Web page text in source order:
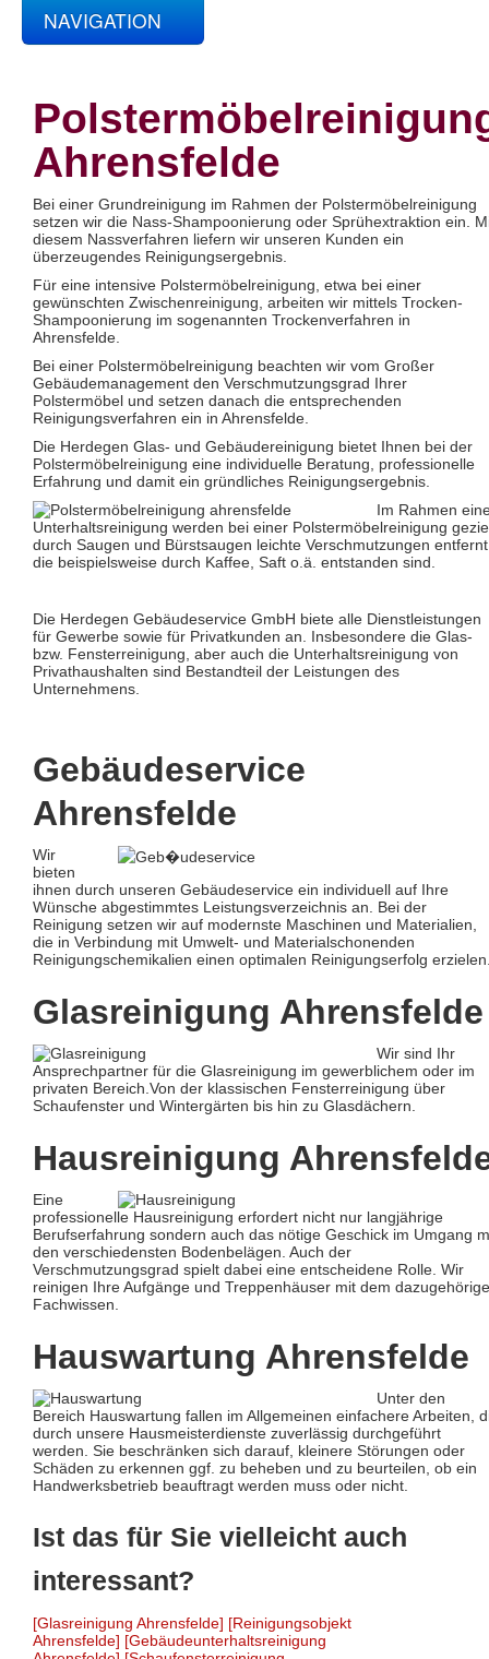
NAVIGATION
Baureinigung
Büroreinigung
Centerreinigung
Fassadenreinigung und Denkmalpflege
Fensterreinigung
Glas- und Glasfassadenreinigung
Großküchenreinigung
Grundreinigung
Industriereinigung
Kitareinigung
Praxisreinigung
Privathaushaltsreinigung
Restaurantreinigung
Schulreinigung
Solaranlagenreinigung mit Osmosetechnik
Teppichbodenreinigung
Unterhaltsreinigung
Veranstaltungsreinigung
Verkehrs- und Grauflächenreinigung
Verkehrsmittelreinigung
Hausmeisterservice
Grünflächenpflege
Winterdienst
Ahrensfelde
Bei einer Grundreinigung im Rahmen der Polstermöbelreinigung
setzen wir die Nass-Shampoonierung oder Sprühextraktion ein.
diesem Nassverfahren liefern wir unseren Kunden ein
überzeugendes Reinigungsergebnis.
Für eine intensive Polstermöbelreinigung, etwa bei einer
gewünschten Zwischenreinigung, arbeiten wir mittels Trocken-
Shampoonierung im sogenannten Trockenverfahren in
Ahrensfelde.
Bei einer Polstermöbelreinigung beachten wir vom Großer
Gebäudemanagement den Verschmutzungsgrad Ihrer
Polstermöbel und setzen danach die entsprechenden
Reinigungsverfahren ein in Ahrensfelde.
Die Herdegen Glas- und Gebäudereinigung bietet Ihnen bei der
Polstermöbelreinigung eine individuelle Beratung, professionelle
Erfahrung und damit ein gründliches Reinigungsergebnis.
Im Rahmen
Unterhaltsreinigung werden bei einer Polstermöbelreinigung
durch Saugen und Bürstsaugen leichte Verschmutzungen
die beispielsweise durch Kaffee, Saft o.ä. entstanden sind.
Die Herdegen Gebäudeservice GmbH biete alle Dienstleistungen
für Gewerbe sowie für Privatkunden an. Insbesondere die Glas-
bzw. Fensterreinigung, aber auch die Unterhaltsreinigung von
Privathaushalten sind Bestandteil der Leistungen des
Unternehmens.
Gebäudeservice
Ahrensfelde
Wir
bieten
ihnen durch unseren Gebäudeservice ein individuell auf Ihre
Wünsche abgestimmtes Leistungsverzeichnis an. Bei der
Reinigung setzen wir auf modernste Maschinen und Materialien,
die in Verbindung mit Umwelt- und Materialschonenden
Reinigungschemikalien einen optimalen Reinigungserfolg
Glasreinigung Ahrensfelde
Wir sind Ihr
Ansprechpartner für die Glasreinigung im gewerblichem oder im
privaten Bereich.Von der klassischen Fensterreinigung über
Schaufenster und Wintergärten bis hin zu Glasdächern.
Hausreinigung
Eine
professionelle Hausreinigung erfordert nicht nur langjährige
Berufserfahrung sondern auch das nötige Geschick im Umgang
den verschiedensten Bodenbelägen. Auch der
Verschmutzungsgrad spielt dabei eine entscheidene Rolle. Wir
reinigen Ihre Aufgänge und Treppenhäuser mit dem
Fachwissen.
Hauswartung Ahrensfelde
Unter den
Bereich Hauswartung fallen im Allgemeinen einfachere Arbeiten,
durch unsere Hausmeisterdienste zuverlässig durchgeführt
werden. Sie beschränken sich darauf, kleinere Störungen oder
Schäden zu erkennen ggf. zu beheben und zu beurteilen, ob ein
Handwerksbetrieb beauftragt werden muss oder nicht.
Ist das für Sie vielleicht auch
interessant?
[Glasreinigung Ahrensfelde] [Reinigungsobjekt
Ahrensfelde] [Gebäudeunterhaltsreinigung